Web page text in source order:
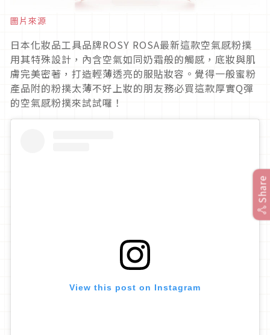
圖片來源
日本化妝品工具品牌ROSY ROSA最新這款空氣感粉撲
用其特殊設計，內含空氣如同奶霜般的觸感，底妝與肌
膚完美密著，打造輕薄透亮的服貼妝容。覺得一般蜜粉
產品附的粉撲太薄不好上妝的朋友務必買這款厚實Q彈
的空氣感粉撲來試試囉！
View this post on Instagram
Share